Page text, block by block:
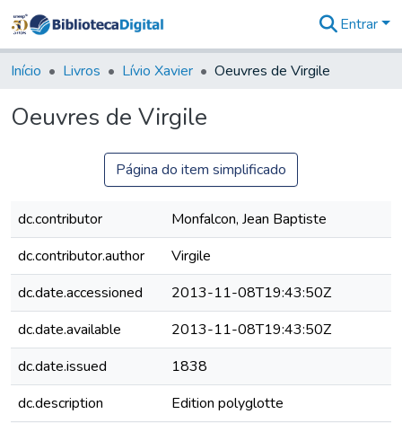
&
Coleções
Biblioteca
Estatísticas
Entrar
Início Livros Lívio Xavier Oeuvres de Virgile
Oeuvres de Virgile
Página do item simplificado
dc.contributor
Monfalcon, Jean Baptiste
dc.contributor.author
Virgile
dc.date.accessioned
2013-11-08T19:43:50Z
dc.date.available
2013-11-08T19:43:50Z
dc.date.issued
1838
dc.description
Edition polyglotte